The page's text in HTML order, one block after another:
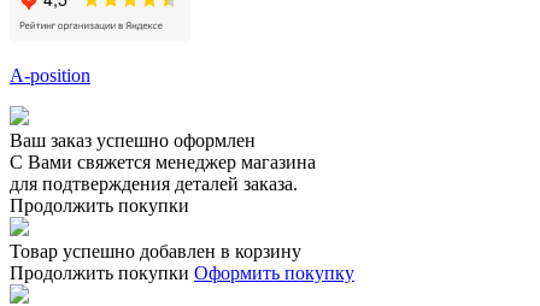
A-position
Ваш заказ успешно оформлен
С Вами свяжется менеджер магазина
для подтверждения деталей заказа.
Продолжить покупки
Товар успешно добавлен в корзину
Продолжить покупки Оформить покупку